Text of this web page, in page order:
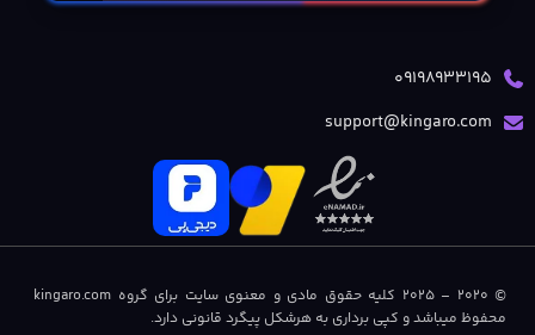
09198933195
support@kingaro.com
© 2020 – 2025 کلیه حقوق مادی و معنوی سایت برای گروه kingaro.com
محفوظ میباشد و کپی برداری به هرشکل پیگرد قانونی دارد.